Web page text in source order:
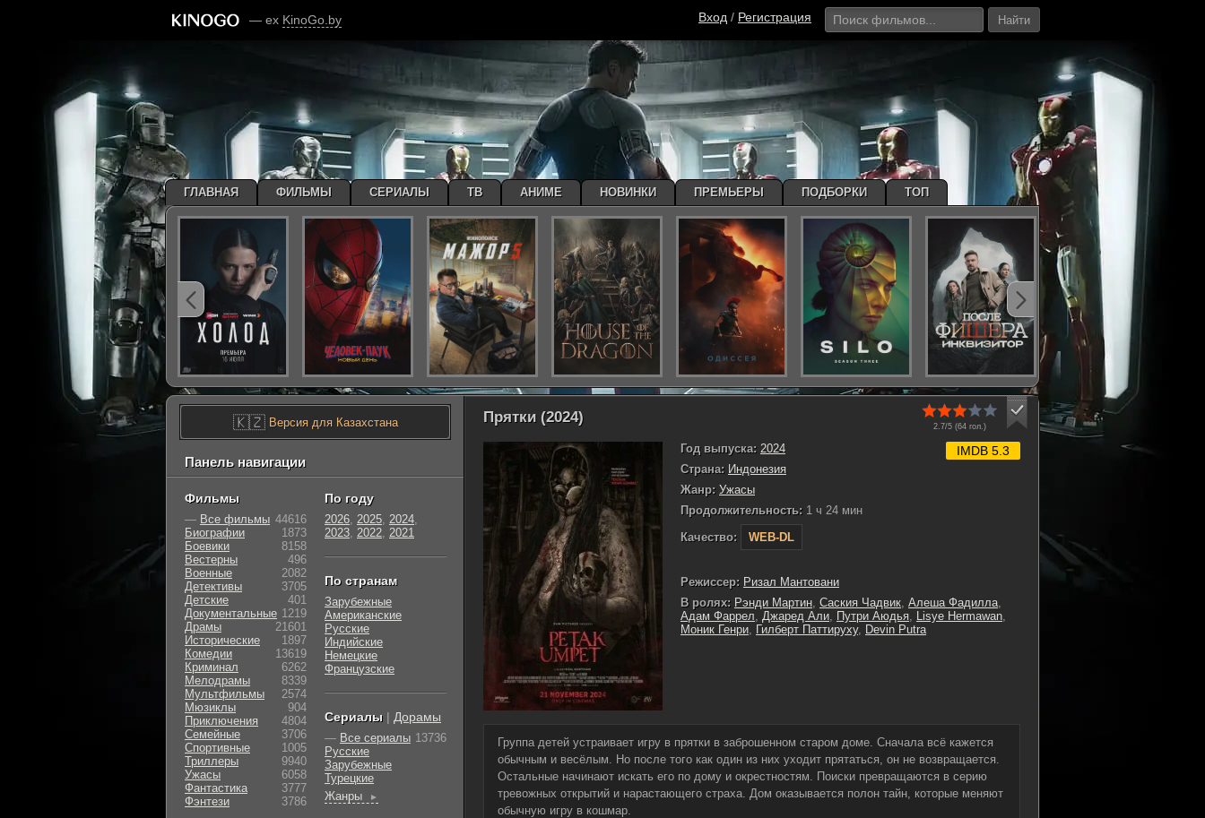
— ex KinoGo.by Вход / Регистрация Найти
Прятки (2024)
2.7/5 (64 гол.)
Год выпуска: 2024
Страна: Индонезия
Жанр: Ужасы
Продолжительность: 1 ч 24 мин
Качество:
WEB-DL
IMDB 5.3
Режиссер: Ризал Мантовани
В ролях: Рэнди Мартин, Саския Чадвик, Алеша Фадилла,
Адам Фаррел, Джаред Али, Путри Аюдья, Lisye Hermawan,
Моник Генри, Гилберт Паттируху, Devin Putra
Группа детей устраивает игру в прятки в заброшенном старом доме. Сначала всё кажется
обычным и весёлым. Но после того как один из них уходит прятаться, он не возвращается.
Остальные начинают искать его по дому и окрестностям. Поиски превращаются в серию
тревожных открытий и нарастающего страха. Дом оказывается полон тайн, которые меняют
обычную игру в кошмар.
🇰🇿Версия для Казахстана
Панель навигации
Фильмы
— Все фильмы 44616
Биографии
1873
Боевики
8158
Вестерны
496
Военные
2082
Детективы
3705
Детские
401
Документальные 1219
Драмы
21601
Исторические
1897
Комедии
13619
Криминал
6262
Мелодрамы
8339
Мультфильмы
2574
Мюзиклы
904
Приключения
4804
Семейные
3706
Cпортивные
1005
Триллеры
9940
Ужасы
6058
Фантастика
3777
Фэнтези
3786
По году
2026, 2025, 2024,
2023, 2022, 2021
По странам
Зарубежные
Американские
Русские
Индийские
Немецкие
Французские
Сериалы | Дорамы
— Все сериалы 13736
Русские
Зарубежные
Турецкие
Жанры
►
ГЛАВНАЯ ФИЛЬМЫ СЕРИАЛЫ ТВ АНИМЕ НОВИНКИ ПРЕМЬЕРЫ ПОДБОРКИ ТОП